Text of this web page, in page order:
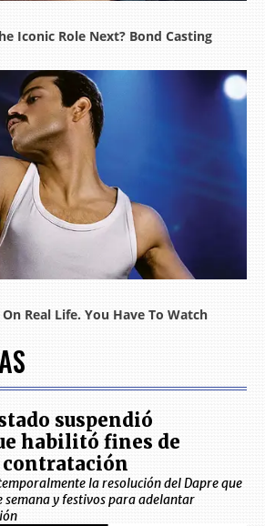
suspendió
habilitó fines de
contratación
la resolución del Dapre que
semana y festivos para adelantar